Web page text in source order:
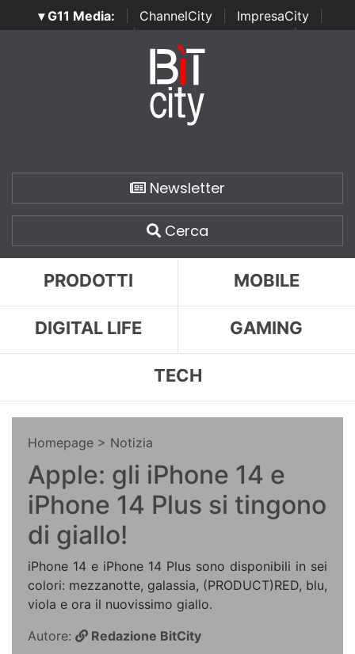
▾ G11 Media: ChannelCity ImpresaCity
SecurityOpenLab | Italian Channel Awards | Italian
Italian Security Awards
Newsletter
Cerca
PRODOTTI MOBILE
DIGITAL LIFE GAMING
TECH
Homepage > Notizia
Apple: gli iPhone 14 e
iPhone 14 Plus si tingono
di giallo!
iPhone 14 e iPhone 14 Plus sono disponibili in sei
colori: mezzanotte, galassia, (PRODUCT)RED, blu,
viola e ora il nuovissimo giallo.
Autore:
Redazione BitCity